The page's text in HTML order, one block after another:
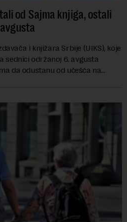
od Sajma knjiga, ostali
i knjižara Srbije (UIKS), koje
sednici održanoj 6. avgusta
da odustanu od učešća na